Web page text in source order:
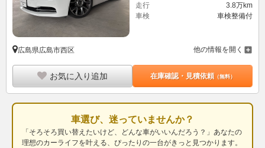
走行
3.8万km
車検
車検整備付
広島県広島市西区 他の情報を開く
お気に入り追加 在庫確認・見積依頼（無料）
車選び、迷っていませんか？
「そろそろ買い替えたいけど、どんな車がいいんだろう？」あなたの
理想のカーライフを叶える、ぴったりの一台がきっと見つかります。